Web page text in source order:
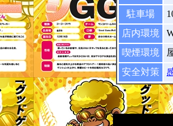
駐車場
店内環境
喫煙環境
安全対策